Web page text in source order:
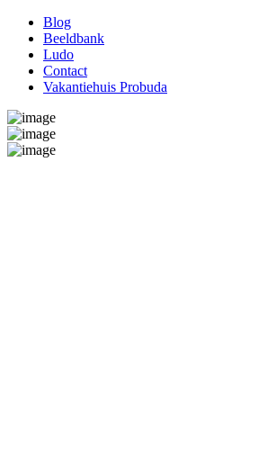
Blog
Beeldbank
Ludo
Contact
Vakantiehuis Probuda